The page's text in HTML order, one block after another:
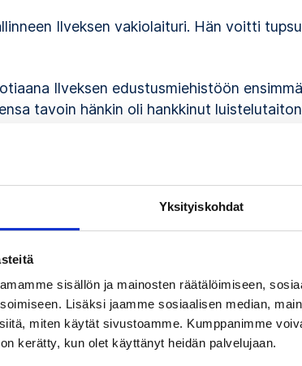
Yksityiskohdat
sisällön ja mainosten räätälöimiseen,
Lisäksi jaamme sosiaalisen median,
miten käytät sivustoamme. Kumppanimme
kerätty, kun olet käyttänyt heidän palvelujaan.
Ilveksen vakiolaituri. Hän voitti
Ilveksen edustusmiehistöön
tavoin hänkin oli hankkinut
vuoden aikana Ilves taisteli Suomen
Hämeenlinnan Tarmolle. Vuonna 1952
siirtyessä paikallisvastustaja TBK:hon.
Hän lopetti kiekkouransa
MM-kisoihin Tukholmaan, mutta rehtori
Roope pääsi kuitenkin
1952. Urheilu-uransa jälkeen